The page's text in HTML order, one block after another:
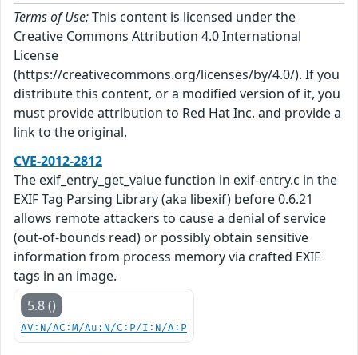
Terms of Use:This content is licensed under the
Creative Commons Attribution 4.0 International
License
(https://creativecommons.org/licenses/by/4.0/). If you
distribute this content, or a modified version of it, you
must provide attribution to Red Hat Inc. and provide a
link to the original.
CVE-2012-2812
The exif_entry_get_value function in exif-entry.c in the
EXIF Tag Parsing Library (aka libexif) before 0.6.21
allows remote attackers to cause a denial of service
(out-of-bounds read) or possibly obtain sensitive
information from process memory via crafted EXIF
tags in an image.
5.8 ()
AV:N/AC:M/Au:N/C:P/I:N/A:P